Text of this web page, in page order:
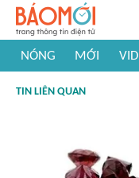
NÓNG MỚI
#Khám phá thế giới
TIN LIÊN QUAN